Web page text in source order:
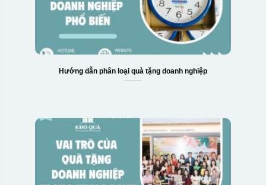
Hướng dẫn phân loại quà tặng doanh nghiệp